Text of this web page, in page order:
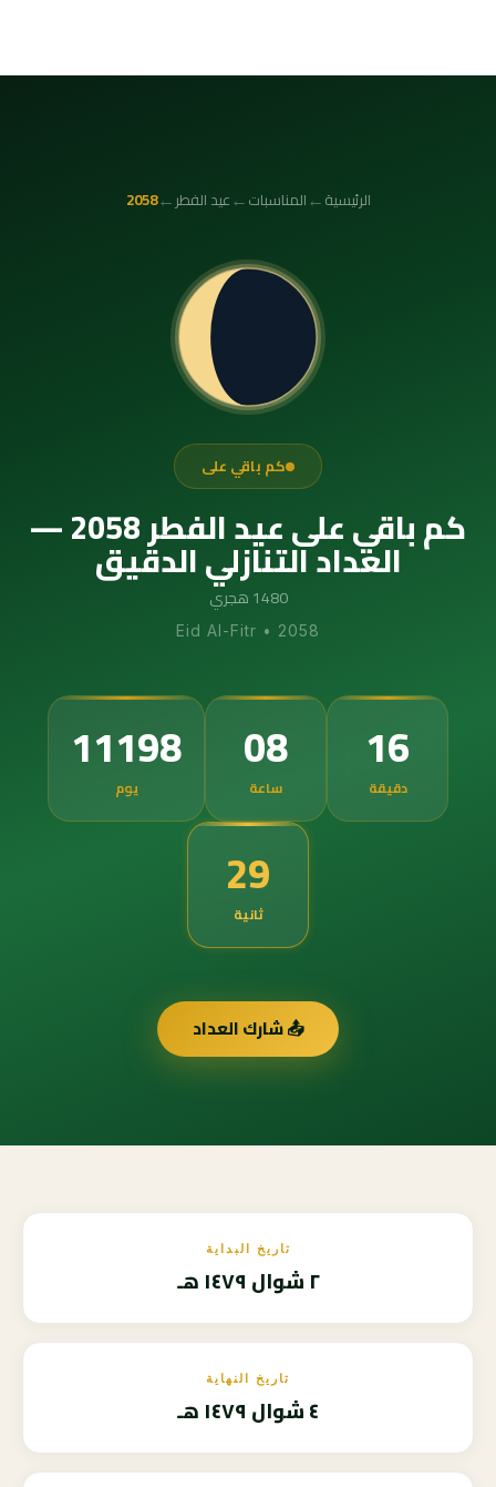
الرئيسية←المناسبات←عيد الفطر ←
2058
كم باقي على
كم باقي على عيد الفطر 2058 —
العداد التنازلي الدقيق
1480 هجري
Eid Al-Fitr • 2058
11198
يوم
08
ساعة
16
دقيقة
28
ثانية
📤 شارك العداد
تاريخ البداية
٢ شوال ١٤٧٩ هـ
تاريخ النهاية
٤ شوال ١٤٧٩ هـ